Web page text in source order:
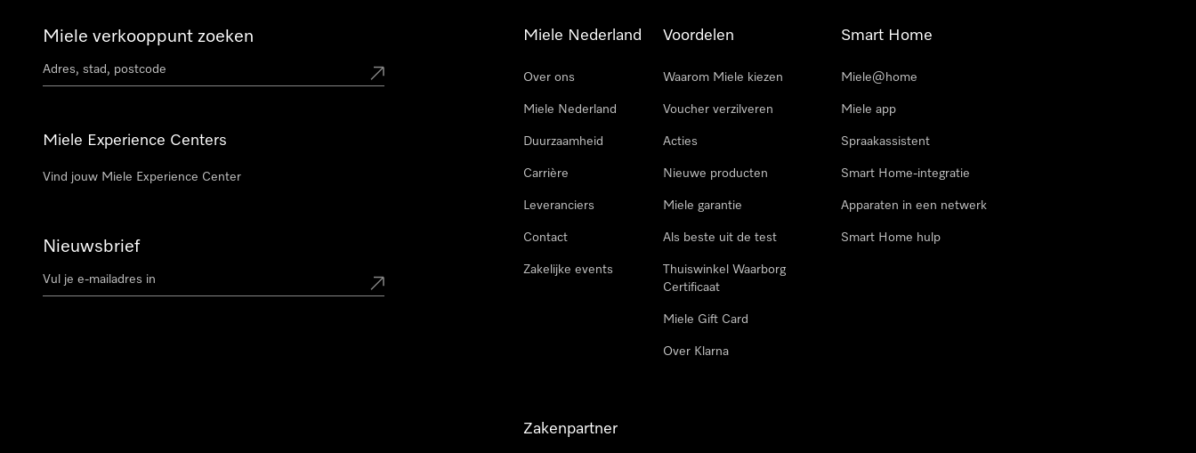
Miele verkooppunt zoeken
Miele Experience Centers
Vind jouw Miele Experience Center
Nieuwsbrief
Miele Nederland
Over ons
Miele Nederland
Duurzaamheid
Carrière
Leveranciers
Contact
Zakelijke events
Voordelen
Waarom Miele kiezen
Voucher verzilveren
Acties
Nieuwe producten
Miele garantie
Als beste uit de test
Thuiswinkel Waarborg
Certificaat
Miele Gift Card
Over Klarna
Smart Home
Miele@home
Miele app
Spraakassistent
Smart Home-integratie
Apparaten in een netwerk
Smart Home hulp
Zakenpartner